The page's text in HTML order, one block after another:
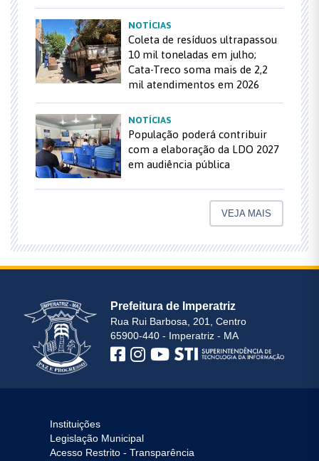
NOTÍCIAS
Coleta de resíduos ultrapassou
10 mil toneladas em julho;
Cata-Treco soma mais de 2,2
mil atendimentos em 2026
NOTÍCIAS
População poderá contribuir
com a elaboração da LDO 2027
em audiência pública
VEJA MAIS
Prefeitura de Imperatriz
Rua Rui Barbosa, 201, Centro
65900-440 - Imperatriz - MA
Instituições
Legislação Municipal
Acesso Restrito - Transparência